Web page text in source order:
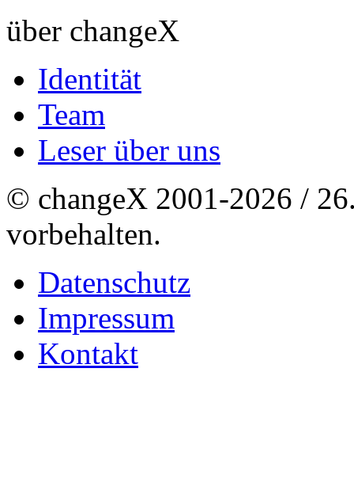
über changeX
Identität
Team
Leser über uns
© changeX 2001-2026 /
vorbehalten.
Datenschutz
Impressum
Kontakt